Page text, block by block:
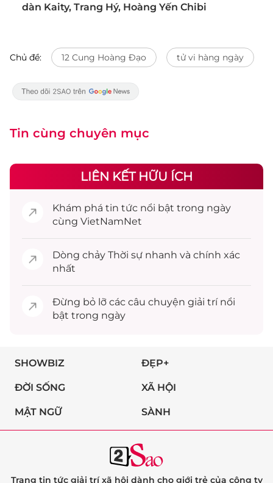
dàn Kaity, Trang Hý, Hoàng Yến Chibi
Chủ đề: 12 Cung Hoàng Đạo tử vi hàng ngày
Tin cùng chuyên mục
LIÊN KẾT HỮU ÍCH
Khám phá tin tức nổi bật trong ngày
cùng VietNamNet
Dòng chảy Thời sự nhanh và chính xác
nhất
Đừng bỏ lỡ các câu chuyện giải trínổi
bật trong ngày
SHOWBIZ ĐẸP+
ĐỜI SỐNG XÃ HỘI
MẬT NGỮ SÀNH
Trang tin tức giải trí xã hội dành cho giới trẻ của công ty